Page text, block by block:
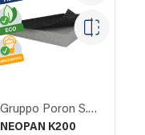
Gruppo Poron S.R.L.
NEOPAN K200